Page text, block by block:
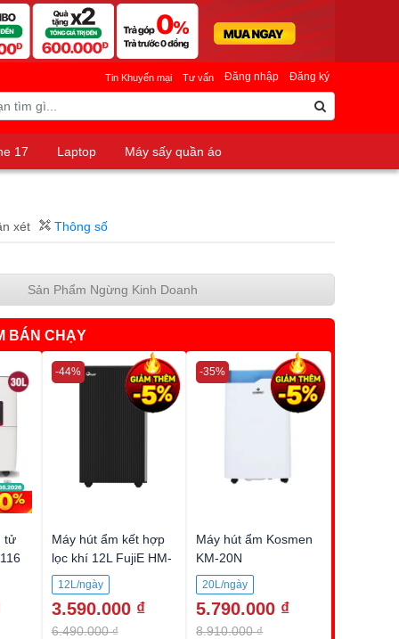
Đăng nhập Đăng ký
Tin Khuyến mại Tư vấn
17 Laptop
Máy sấy quần áo
xét Thông số
Sản Phẩm Ngừng Kinh Doanh
BÁN CHẠY
tử
Máy hút ẩm kết hợp
lọc khí 12L FujiE HM-
912ED
12L/ngày
3.590.000 ₫
6.490.000 ₫
-44%
Máy hút ẩm Kosmen
KM-20N
20L/ngày
5.790.000 ₫
8.910.000 ₫
-35%